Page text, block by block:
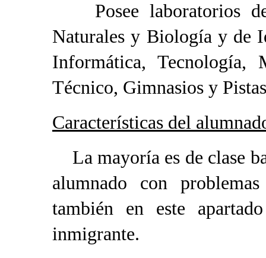
Posee laboratorios
Naturales y Biología y de
Informática,
Técnico, Gimnasios y
Características del
La mayoría es de clase
alumnado con
también en este
inmigrante.